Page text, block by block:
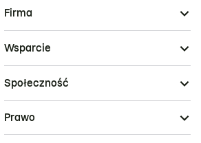
Firma
Wsparcie
Społeczność
Prawo